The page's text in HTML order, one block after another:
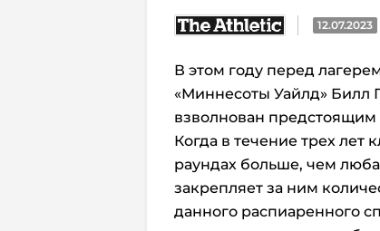
12.07.2023
В этом году перед
«Миннесоты Уайлд» Билл
взволнован
Когда в течение трех лет
раундах больше, чем
закрепляет за ним
данного распиаренного